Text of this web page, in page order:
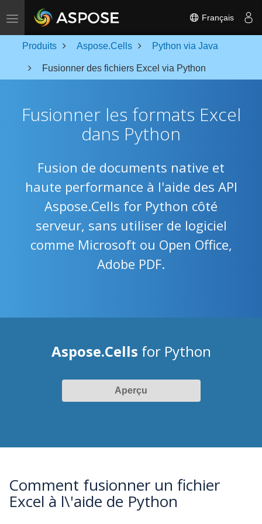
Toggle navigation Français
Produits Aspose.Cells Python via Java
Fusionner des fichiers Excel via Python
Fusionner les formats Excel
dans Python
Fusion de documents native et
haute performance à l'aide des API
Aspose.Cells for Python côté
serveur, sans utiliser de logiciel
comme Microsoft ou Open Office,
Adobe PDF.
Aspose.Cells for Python
Aperçu
Comment fusionner un fichier
Excel à l\'aide de Python